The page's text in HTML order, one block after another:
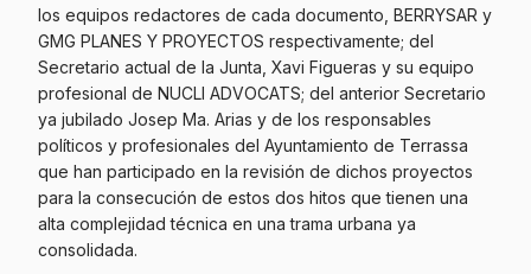
los equipos redactores de cada documento, BERRYSAR y
GMG PLANES Y PROYECTOS respectivamente; del
Secretario actual de la Junta, Xavi Figueras y su equipo
profesional de NUCLI ADVOCATS; del anterior Secretario
ya jubilado Josep Ma. Arias y de los responsables
políticos y profesionales del Ayuntamiento de Terrassa
que han participado en la revisión de dichos proyectos
para la consecución de estos dos hitos que tienen una
alta complejidad técnica en una trama urbana ya
consolidada.